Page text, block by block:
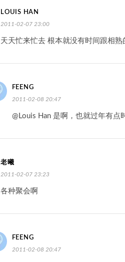
LOUIS HAN
2011-02-07 23:00
天天忙来忙去 根本就没有时间跟相熟
FEENG
2011-02-08 20:47
@Louis Han 是啊，也就过年有点
老曦
2011-02-07 23:23
各种聚会啊
FEENG
2011-02-08 20:47